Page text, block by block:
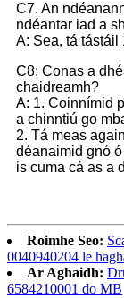
C7. An
ndéantar iad a
A: Sea, tá tástáil
C8: Conas a
chaidreamh?
A: 1. Coinnímid
a chinntiú go
2. Tá meas
déanaimid gnó
is cuma cá as a
Roimhe Seo:
0040940204 le
Ar Aghaidh:
6584210001 do MB